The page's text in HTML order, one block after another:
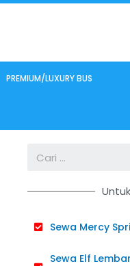
PREMIUM/LUXURY BUS
Sewa Mercy
Sewa Elf